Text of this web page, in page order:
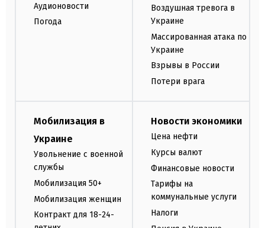
Аудионовости
Погода
Воздушная тревога в
Украине
Массированная атака по
Украине
Взрывы в России
Потери врага
Мобилизация в
Украине
Увольнение с военной
службы
Мобилизация 50+
Мобилизация женщин
Контракт для 18-24-
Новости экономики
Цена нефти
Курсы валют
Финансовые новости
Тарифы на
коммунальные услуги
Налоги